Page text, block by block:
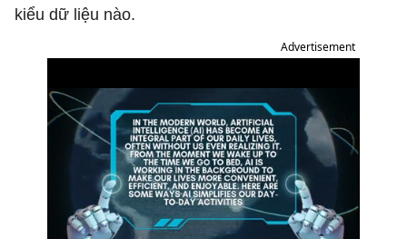
kiểu dữ liệu nào.
Advertisement